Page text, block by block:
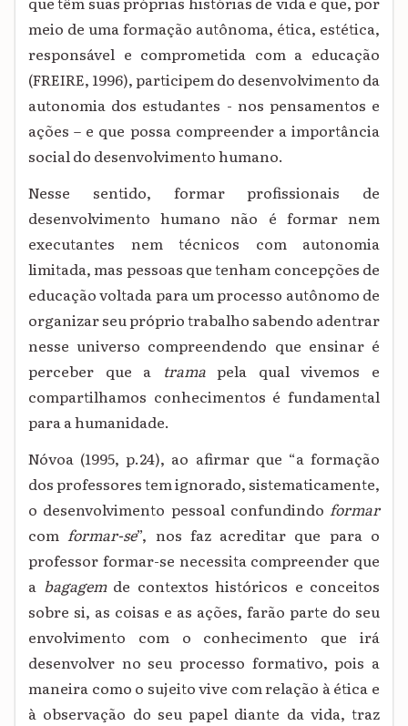
meio de uma formação autônoma, ética, estética,
responsável e comprometida com a educação
(FREIRE, 1996), participem do desenvolvimento da
autonomia dos estudantes - nos pensamentos e
ações – e que possa compreender a importância
social do desenvolvimento humano.
Nesse sentido, formar profissionais de
desenvolvimento humano não é formar nem
executantes nem técnicos com autonomia
limitada, mas pessoas que tenham concepções de
educação voltada para um processo autônomo de
organizar seu próprio trabalho sabendo adentrar
nesse universo compreendendo que ensinar é
perceber que a tramapela qual vivemos e
compartilhamos conhecimentos é fundamental
para a humanidade.
Nóvoa (1995, p.24), ao afirmar que “a formação
dos professores tem ignorado, sistematicamente,
o desenvolvimento pessoal confundindo formar
com formar-se”, nos faz acreditar que para o
professor formar-se necessita compreender que
a bagagemde contextos históricos e conceitos
sobre si, as coisas e as ações, farão parte do seu
envolvimento com o conhecimento que irá
desenvolver no seu processo formativo, pois a
maneira como o sujeito vive com relação à ética e
à observação do seu papel diante da vida, traz